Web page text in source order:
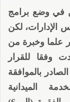
في وضع برامج
الإدارات، لكن
علما وخبرة من
وفقا للقرار
68327 في 7 / 9 / 1434هــ الصادر بالموافقة
الميدانية